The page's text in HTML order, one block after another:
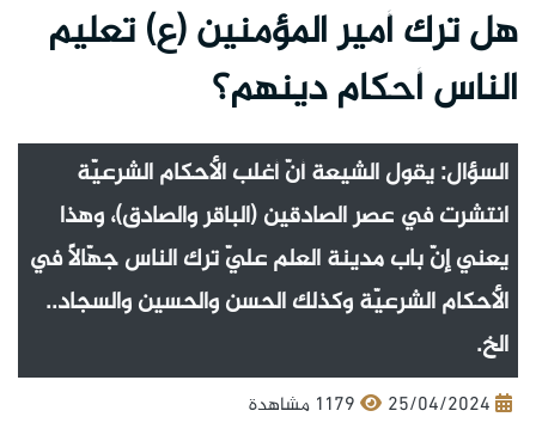
هل ترك أمير المؤمنين (ع) تعليم
الناس أحكام دينهم؟
السؤال: يقول الشيعة أنّ أغلب الأحكام الشرعيّة
انتشرت في عصر الصادقين (الباقر والصادق)، وهذا
يعني إنّ باب مدينة العلم عليّ ترك الناس جهّالاً في
الأحكام الشرعيّة وكذلك الحسن والحسين والسجاد..
الخ.
25/04/2024 1179 مشاهدة